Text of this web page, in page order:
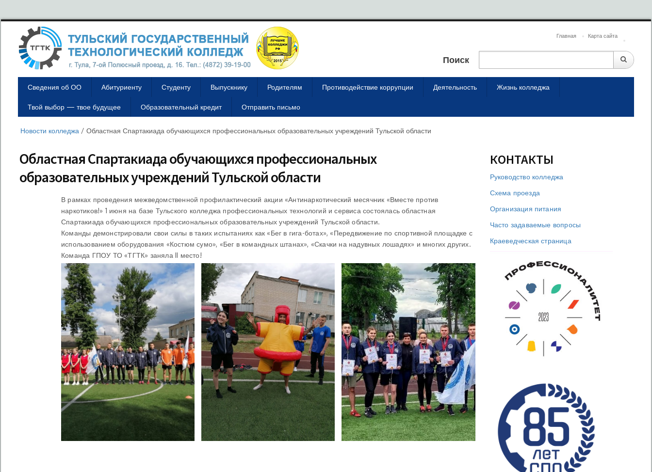
Главная Карта сайта
Поиск
Сведения об ОО Абитуриенту Студенту Выпускнику Родителям Противодействие коррупции Деятельность Жизнь колледжа
Твой выбор — твое будущее Образовательный кредит Отправить письмо
Новости колледжа / Областная Спартакиада обучающихся профессиональных образовательных учреждений Тульской области
Областная Спартакиада обучающихся профессиональных
образовательных учреждений Тульской области
В рамках проведения межведомственной профилактический акции «Антинаркотический месячник «Вместе против
наркотиков!» 1 июня на базе Тульского колледжа профессиональных технологий и сервиса состоялась областная
Спартакиада обучающихся профессиональных образовательных учреждений Тульской области.
Команды демонстрировали свои силы в таких испытаниях как «Бег в гига-ботах», «Передвижение по спортивной площадке с
использованием оборудования «Костюм сумо», «Бег в командных штанах», «Скачки на надувных лошадях» и многих других.
Команда ГПОУ ТО «ТГТК» заняла II место!
КОНТАКТЫ
Руководство колледжа
Схема проезда
Организация питания
Часто задаваемые вопросы
Краеведческая страница